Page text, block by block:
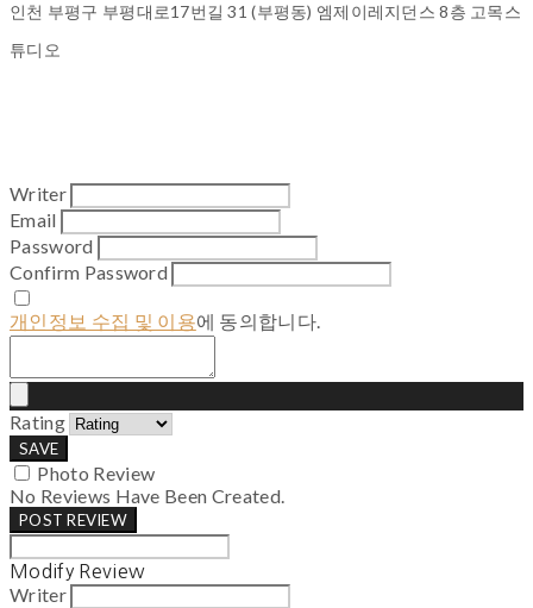
인천 부평구 부평대로17번길 31 (부평동) 엠제이레지던스 8층 고목스
튜디오
Writer
Email
Password
Confirm Password
개인정보 수집 및 이용에 동의합니다.
Rating
SAVE
Photo Review
No Reviews Have Been Created.
POST REVIEW
Modify Review
Writer